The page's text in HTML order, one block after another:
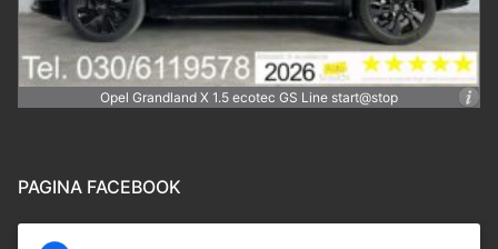
Opel Grandland X 1.5 ecotec GS Line start@stop
PAGINA FACEBOOK